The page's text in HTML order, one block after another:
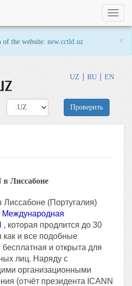
of the website: new.cctld.uz ×
UZ RU EN
Toggle
Проверить
Лиссабоне
Лиссабоне (Португалия)
Международная
, которая продлится до 30
и все подобные
и открыта для
лиц. Наряду с
организационными
(отчёт президента ICANN